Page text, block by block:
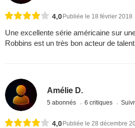
4,0 Publiée le 18 février 2018
Une excellente série américaine sur
Robbins est un très bon acteur de
Amélie D.
5 abonnés 6 critiques
4,0Publiée le 28 décembre